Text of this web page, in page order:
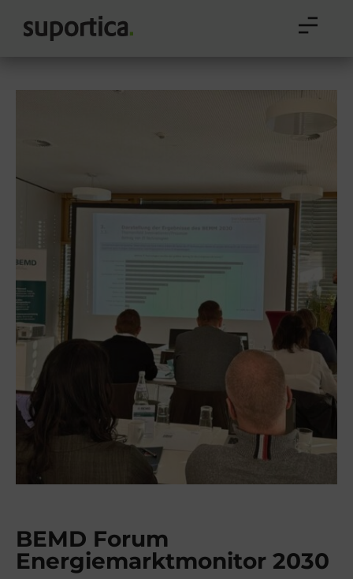
BEMD Forum
Energiemarktmonitor 2030